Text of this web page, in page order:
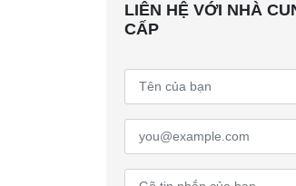
LIÊN HỆ VỚI NHÀ
CẤP